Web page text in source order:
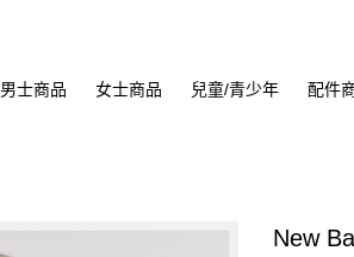
男士商品 女士商品 兒童/青少年 配件
New